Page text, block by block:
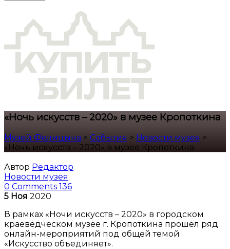
«Ночь искусств – 2020» в музее Кропоткина
Музей Фелицына > События > Новости музея >
«Ночь искусств – 2020» в музее Кропоткина
Автор Редактор
Новости музея
0 Comments 136
5 Ноя 2020
В рамках «Ночи искусств – 2020» в городском
краеведческом музее г. Кропоткина прошел ряд
онлайн-мероприятий под общей темой
«Искусство объединяет».